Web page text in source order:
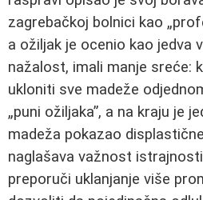
zagrebačkoj bolnici kao
a ožiljak je ocenio kao jedva
nažalost, imali manje sreće:
ukloniti sve madeže
„puni ožiljaka”, a na kraju je
madeža pokazao
naglašava važnost
preporuči uklanjanje više